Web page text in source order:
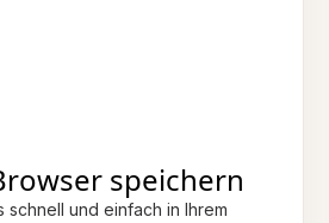
speichern
schnell und einfach in Ihrem